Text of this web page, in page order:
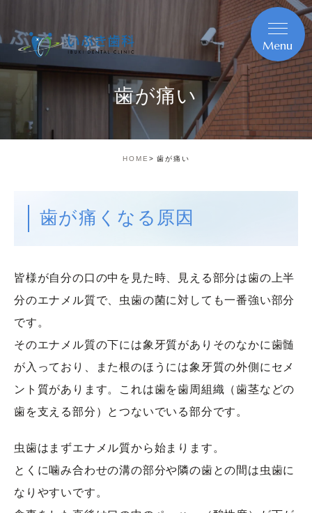
歯が痛い
HOME 歯が痛い
歯が痛くなる原因
皆様が自分の口の中を見た時、見える部分は歯の上半
分のエナメル質で、虫歯の菌に対しても一番強い部分
です。
そのエナメル質の下には象牙質がありそのなかに歯髄
が入っており、また根のほうには象牙質の外側にセメ
ント質があります。これは歯を歯周組織（歯茎などの
歯を支える部分）とつないでいる部分です。
虫歯はまずエナメル質から始まります。
とくに噛み合わせの溝の部分や隣の歯との間は虫歯に
なりやすいです。